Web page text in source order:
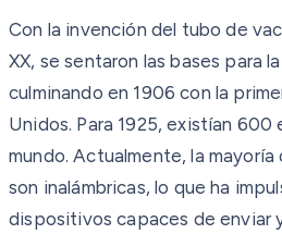
Con la invención del tubo de
XX, se sentaron las bases para
culminando en 1906 con la
Unidos. Para 1925, existían 600
mundo. Actualmente, la
son inalámbricas, lo que ha
dispositivos capaces de enviar